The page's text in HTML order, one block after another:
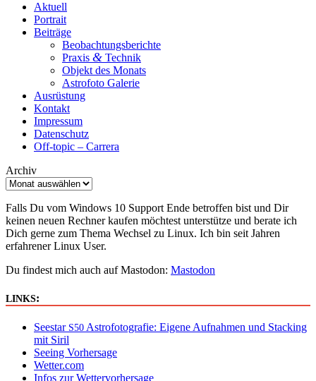
Aktuell
Portrait
Beiträge
Beobachtungsberichte
Praxis & Technik
Objekt des Monats
Astrofoto Galerie
Ausrüstung
Kontakt
Impressum
Datenschutz
Off-topic – Carrera
Archiv
Falls Du vom Windows 10 Support Ende betroffen bist und Dir
keinen neuen Rechner kaufen möchtest unterstütze und berate ich
Dich gerne zum Thema Wechsel zu Linux. Ich bin seit Jahren
erfahrener Linux User.
Du findest mich auch auf Mastodon: Mastodon
LINKS:
Seestar S50 Astrofotografie: Eigene Aufnahmen und Stacking
mit Siril
Seeing Vorhersage
Wetter.com
Infos zur Wettervorhersage